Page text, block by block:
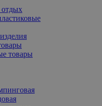
товары